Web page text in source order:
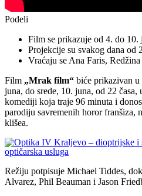
Podeli
Film se prikazuje od 4. do 10.
Projekcije su svakog dana od
Vraćaju se Ana Faris,
Film „Mrak film“ biće prikazivan
juna, do srede, 10. juna, od 22
komediji koja traje 96 minuta i
parodiju savremenih horor franšiza,
klišea.
Režiju potpisuje Michael Tiddes,
Alvarez, Phil Beauman i Jason